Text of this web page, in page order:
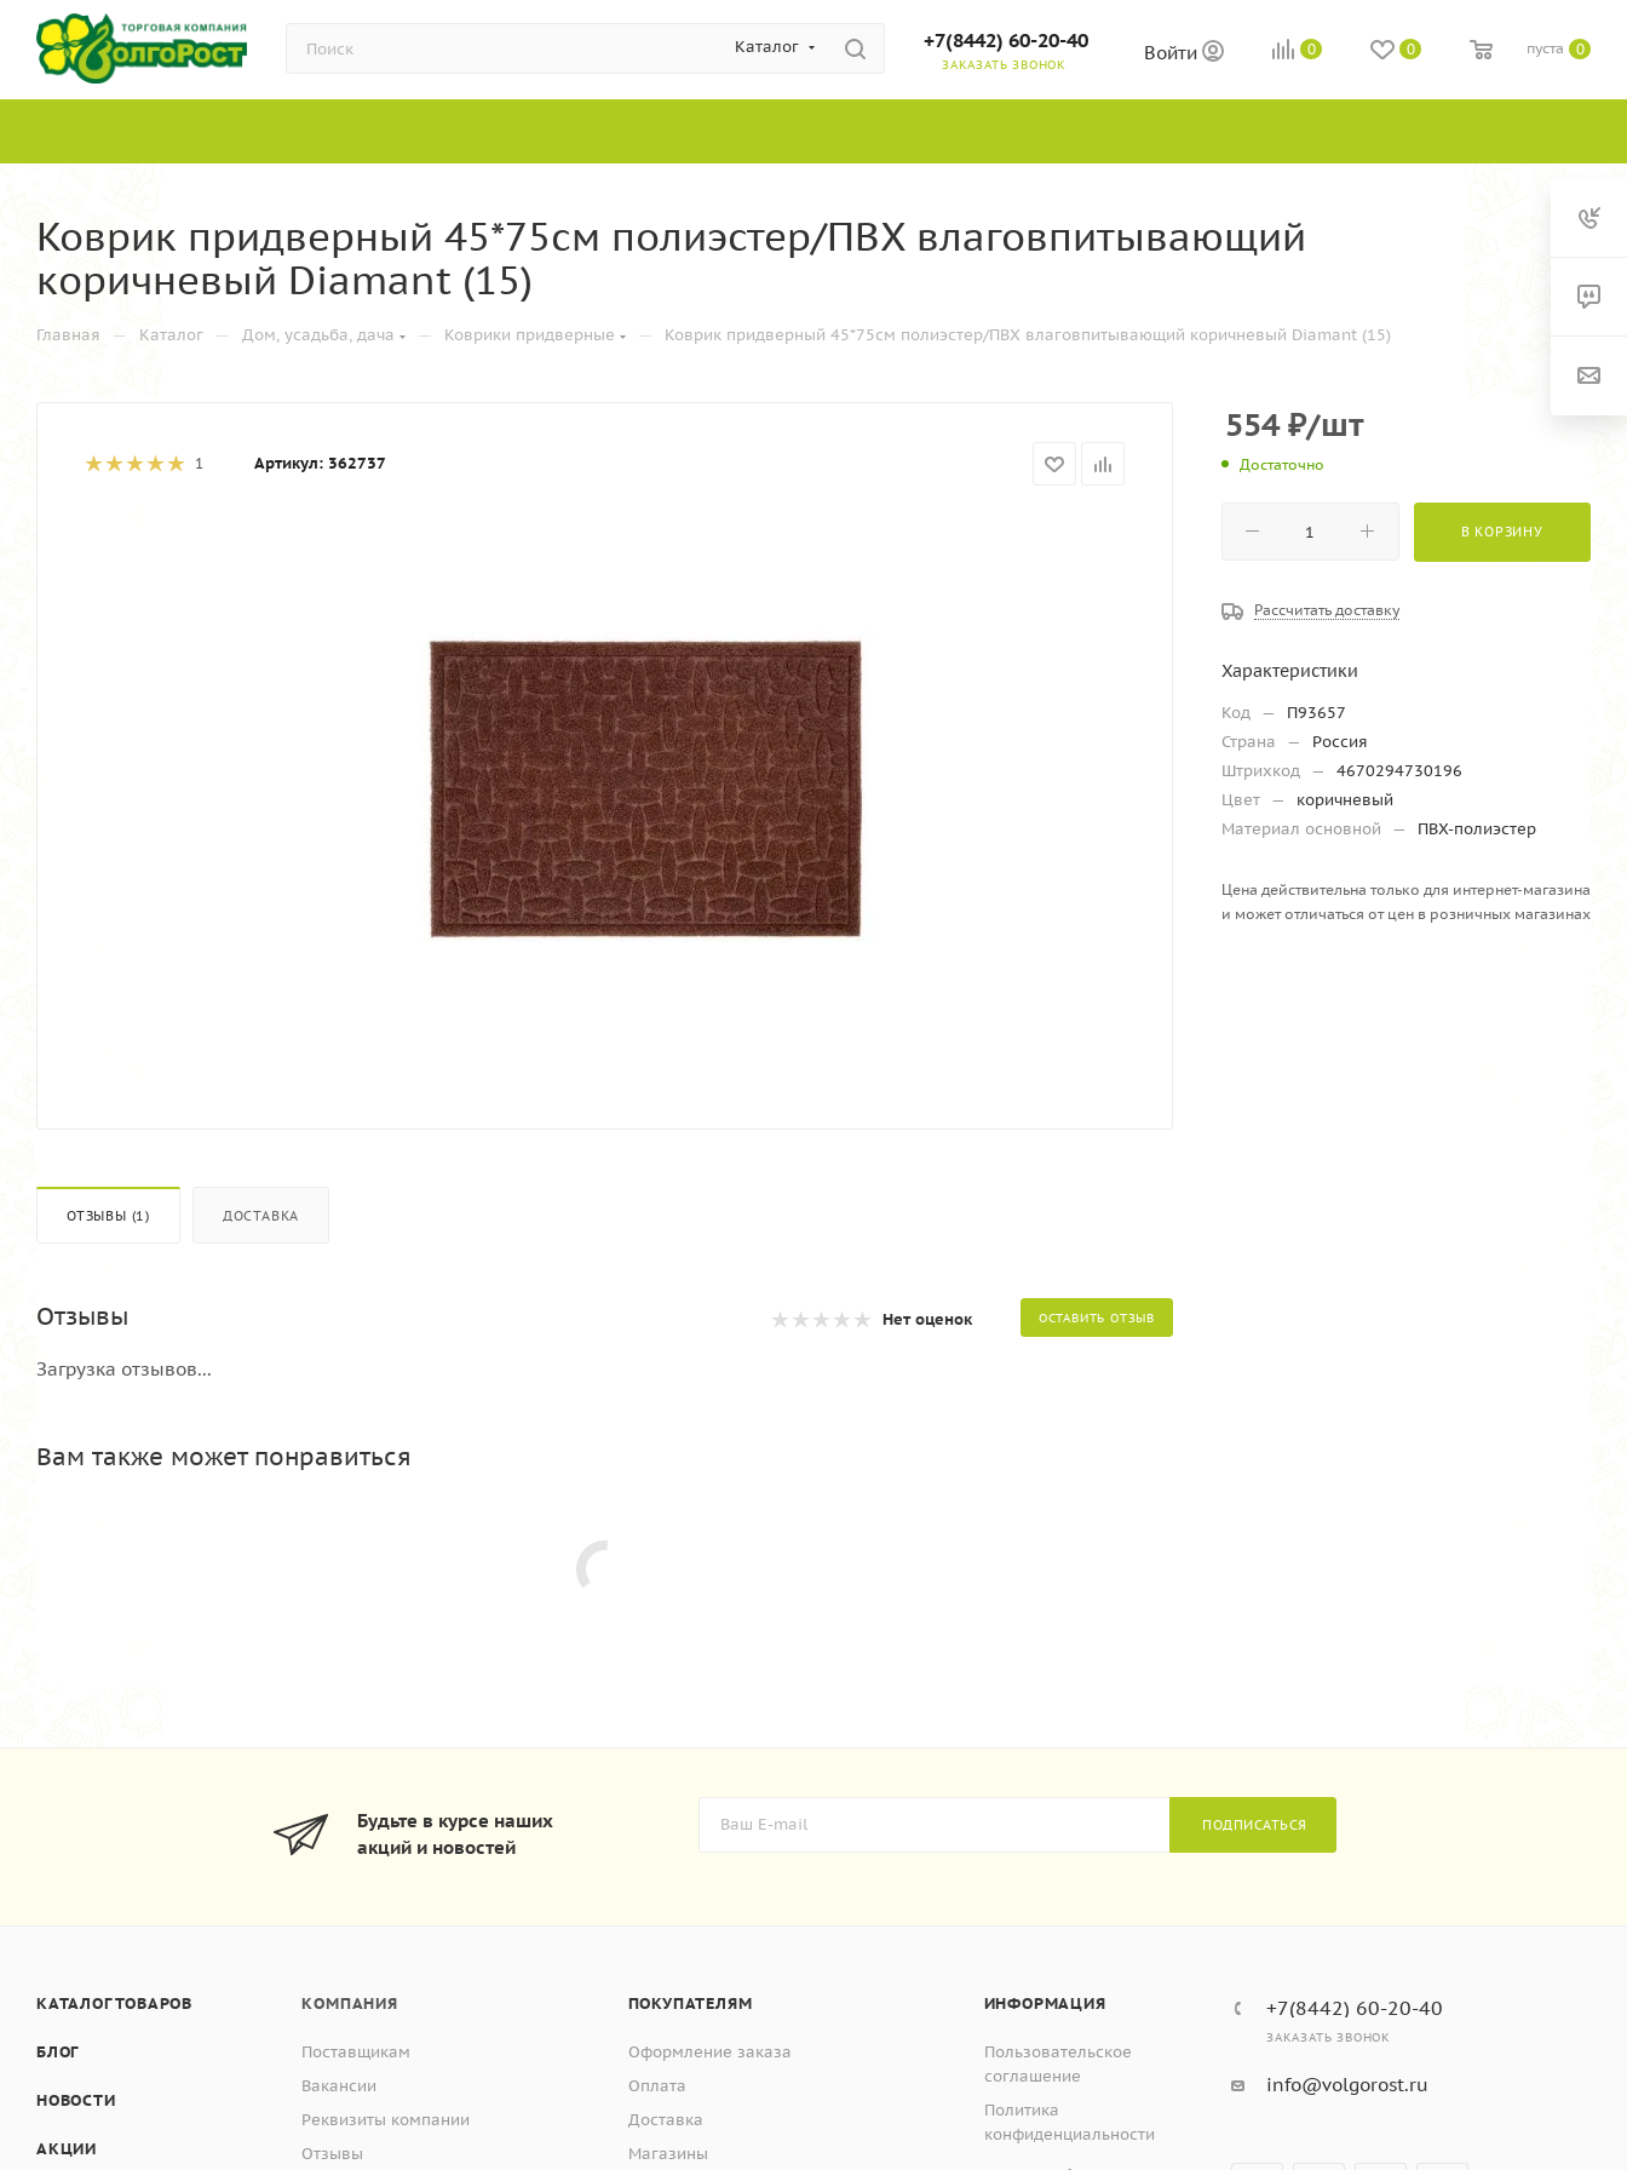
Каталог +7(8442) 60-20-40
ЗАКАЗАТЬ ЗВОНОК
Войти 0 0 0
пуста
Коврик придверный 45*75см полиэстер/ПВХ влаговпитывающий
коричневый Diamant (15)
Главная — Каталог — Дом, усадьба, дача — Коврики придверные — Коврик придверный 45*75см полиэстер/ПВХ влаговпитывающий коричневый Diamant (15)
1 Артикул: 362737
ОТЗЫВЫ (1) ДОСТАВКА
Отзывы Нет оценок ОСТАВИТЬ ОТЗЫВ
Загрузка отзывов...
Вам также может понравиться
554₽/шт
Достаточно
В КОРЗИНУ
Рассчитать доставку
Характеристики
Код —
П93657
Страна
—
Россия
Штрихкод —
4670294730196
Цвет —
коричневый
Материал основной
— ПВХ-полиэстер
Цена действительна только для интернет-магазина
и может отличаться от цен в розничных магазинах
Будьте в курсе наших
акций и новостей
ПОДПИСАТЬСЯ
КАТАЛОГ ТОВАРОВ
БЛОГ
НОВОСТИ
АКЦИИ
КОМПАНИЯ
Поставщикам
Вакансии
Реквизиты компании
Отзывы
ПОКУПАТЕЛЯМ
Оформление заказа
Оплата
Доставка
Магазины
ИНФОРМАЦИЯ
Пользовательское
соглашение
Политика
конфиденциальности
+7(8442) 60-20-40
ЗАКАЗАТЬ ЗВОНОК
info@volgorost.ru